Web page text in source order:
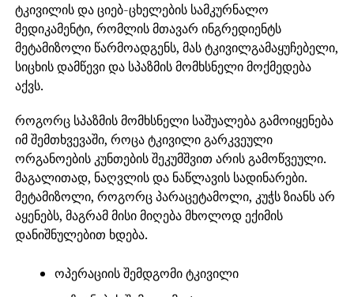
ტკივილის და ციებ-ცხელების სამკურნალო
მედიკამენტი, რომლის მთავარ ინგრედიენტს
მეტამიზოლი წარმოადგენს, მას ტკივილგამაყუჩებელი,
სიცხის დამწევი და სპაზმის მომხსნელი მოქმედება
აქვს.
როგორც სპაზმის მომხსნელი საშუალება გამოიყენება
იმ შემთხვევაში, როცა ტკივილი გარკვეული
ორგანოების კუნთების შეკუმშვით არის გამოწვეული.
მაგალითად, ნაღვლის და ნაწლავის სადინარები.
მეტამიზოლი, როგორც პარაცეტამოლი, კუჭს ზიანს არ
აყენებს, მაგრამ მისი მიღება მხოლოდ ექიმის
დანიშნულებით ხდება.
ოპერაციის შემდგომი ტკივილი